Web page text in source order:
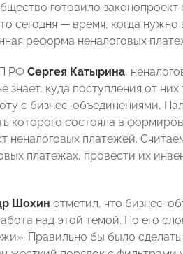
готовило
сегодня — время, когда нужно
реформа неналоговых
РФ Сергея Катырина,
знает, куда поступления от
с бизнес-объединениями,
которого состояла в
неналоговых платежей.
платежах, провести их
Шохин отметил, что бизнес-
над этой темой. По его
Правильно бы было